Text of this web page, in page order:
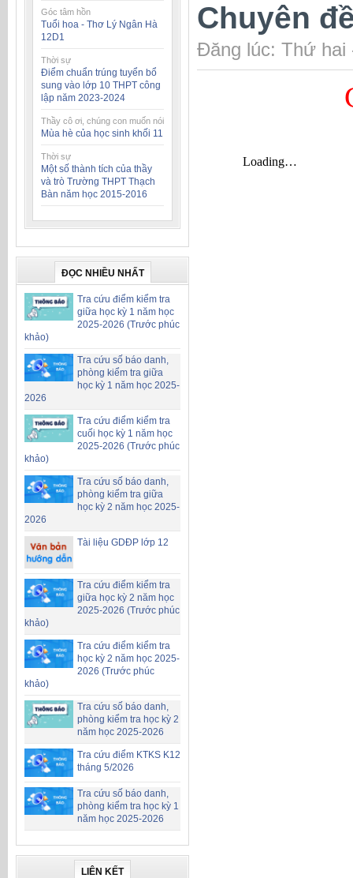
Góc tâm hồn
Tuổi hoa - Thơ Lý Ngân Hà
12D1
Thời sự
Điểm chuẩn trúng tuyển bổ
sung vào lớp 10 THPT công
lập năm 2023-2024
Thầy cô ơi, chúng con muốn nói
Mùa hè của học sinh khối 11
Thời sự
Một số thành tích của thầy
và trò Trường THPT Thạch
Bàn năm học 2015-2016
ĐỌC NHIỀU NHẤT
Tra cứu điểm kiểm tra
giữa học kỳ 1 năm học
2025-2026 (Trước phúc
khảo)
Tra cứu số báo danh,
phòng kiểm tra giữa
học kỳ 1 năm học 2025-
2026
Tra cứu điểm kiểm tra
cuối học kỳ 1 năm học
2025-2026 (Trước phúc
khảo)
Tra cứu số báo danh,
phòng kiểm tra giữa
học kỳ 2 năm học 2025-
2026
Tài liệu GDĐP lớp 12
Tra cứu điểm kiểm tra
giữa học kỳ 2 năm học
2025-2026 (Trước phúc
khảo)
Tra cứu điểm kiểm tra
học kỳ 2 năm học 2025-
2026 (Trước phúc
khảo)
Tra cứu số báo danh,
phòng kiểm tra học kỳ 2
năm học 2025-2026
Tra cứu điểm KTKS K12
tháng 5/2026
Tra cứu số báo danh,
phòng kiểm tra học kỳ 1
năm học 2025-2026
LIÊN KẾT
Chuyên
Đăng lúc: Thứ hai